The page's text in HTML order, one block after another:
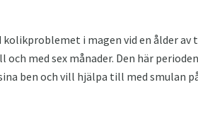
i magen vid en ålder av
med sex månader. Den här
ben och vill hjälpa till med smulan